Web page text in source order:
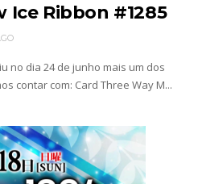
continuar na WWE
Ice Ribbon #1285
no dia 24 de junho mais um dos
contar com: Card Three Way M...